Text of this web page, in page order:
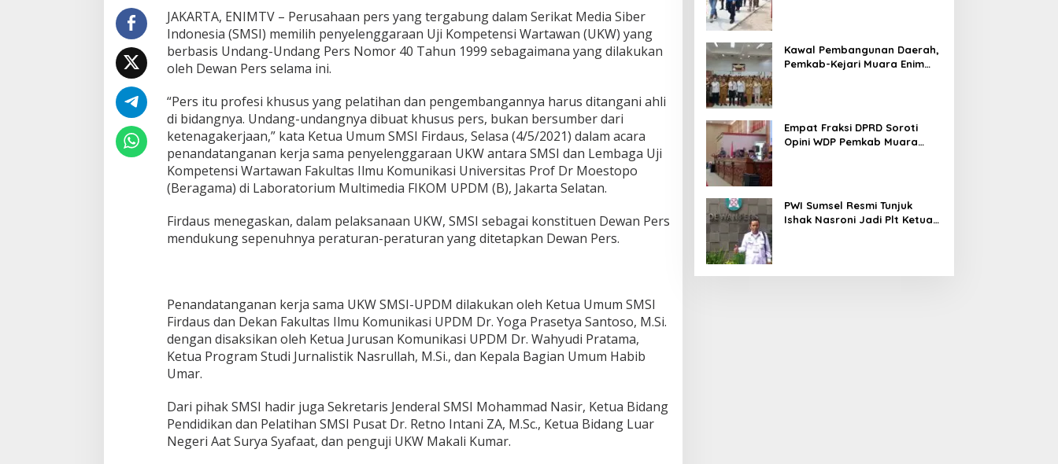
k
n
M
o
,
P
e
r
u
s
a
h
a
n
P
i
l
i
W
B
e
JAKARTA, ENIMTV – Perusahaan pers yang tergabung dalam Serikat Media Siber
Indonesia (SMSI) memilih penyelenggaraan Uji Kompetensi Wartawan (UKW) yang
berbasis Undang-Undang Pers Nomor 40 Tahun 1999 sebagaimana yang dilakukan
oleh Dewan Pers selama ini.
“Pers itu profesi khusus yang pelatihan dan pengembangannya harus ditangani ahli
di bidangnya. Undang-undangnya dibuat khusus pers, bukan bersumber dari
ketenagakerjaan,” kata Ketua Umum SMSI Firdaus, Selasa (4/5/2021) dalam acara
penandatanganan kerja sama penyelenggaraan UKW antara SMSI dan Lembaga Uji
Kompetensi Wartawan Fakultas Ilmu Komunikasi Universitas Prof Dr Moestopo
(Beragama) di Laboratorium Multimedia FIKOM UPDM (B), Jakarta Selatan.
Firdaus menegaskan, dalam pelaksanaan UKW, SMSI sebagai konstituen Dewan Pers
mendukung sepenuhnya peraturan-peraturan yang ditetapkan Dewan Pers.
Penandatanganan kerja sama UKW SMSI-UPDM dilakukan oleh Ketua Umum SMSI
Firdaus dan Dekan Fakultas Ilmu Komunikasi UPDM Dr. Yoga Prasetya Santoso, M.Si.
dengan disaksikan oleh Ketua Jurusan Komunikasi UPDM Dr. Wahyudi Pratama,
Ketua Program Studi Jurnalistik Nasrullah, M.Si., dan Kepala Bagian Umum Habib
Umar.
Dari pihak SMSI hadir juga Sekretaris Jenderal SMSI Mohammad Nasir, Ketua Bidang
Pendidikan dan Pelatihan SMSI Pusat Dr. Retno Intani ZA, M.Sc., Ketua Bidang Luar
Negeri Aat Surya Syafaat, dan penguji UKW Makali Kumar.
Kawal Pembangunan Daerah,
Pemkab-Kejari Muara Enim
Empat Fraksi DPRD Soroti
Opini WDP Pemkab Muara
PWI Sumsel Resmi Tunjuk
Ishak Nasroni Jadi Plt Ketua